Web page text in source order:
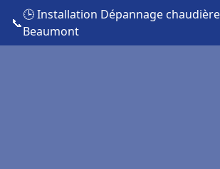
📞
🕒 Installation Dépannage
Beaumont